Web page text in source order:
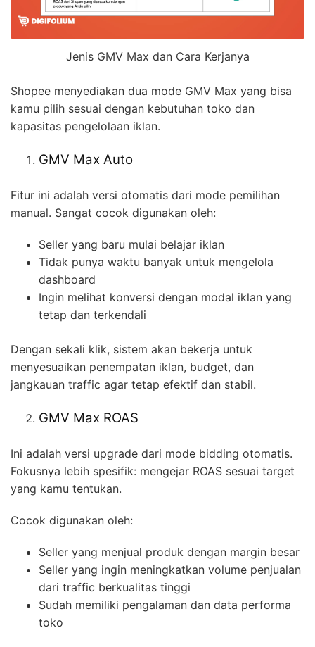
Jenis GMV Max dan Cara Kerjanya
Shopee menyediakan dua mode GMV Max yang bisa
kamu pilih sesuai dengan kebutuhan toko dan
kapasitas pengelolaan iklan.
GMV Max Auto
Fitur ini adalah versi otomatis dari mode pemilihan
manual. Sangat cocok digunakan oleh:
Seller yang baru mulai belajar iklan
Tidak punya waktu banyak untuk mengelola
dashboard
Ingin melihat konversi dengan modal iklan yang
tetap dan terkendali
Dengan sekali klik, sistem akan bekerja untuk
menyesuaikan penempatan iklan, budget, dan
jangkauan traffic agar tetap efektif dan stabil.
GMV Max ROAS
Ini adalah versi upgrade dari mode bidding otomatis.
Fokusnya lebih spesifik: mengejar ROAS sesuai target
yang kamu tentukan.
Cocok digunakan oleh:
Seller yang menjual produk dengan margin besar
Seller yang ingin meningkatkan volume penjualan
dari traffic berkualitas tinggi
Sudah memiliki pengalaman dan data performa
toko